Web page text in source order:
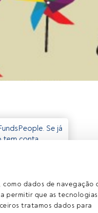
como dados de navegação
permitir que as
tratamos dados para
Se já
conta,